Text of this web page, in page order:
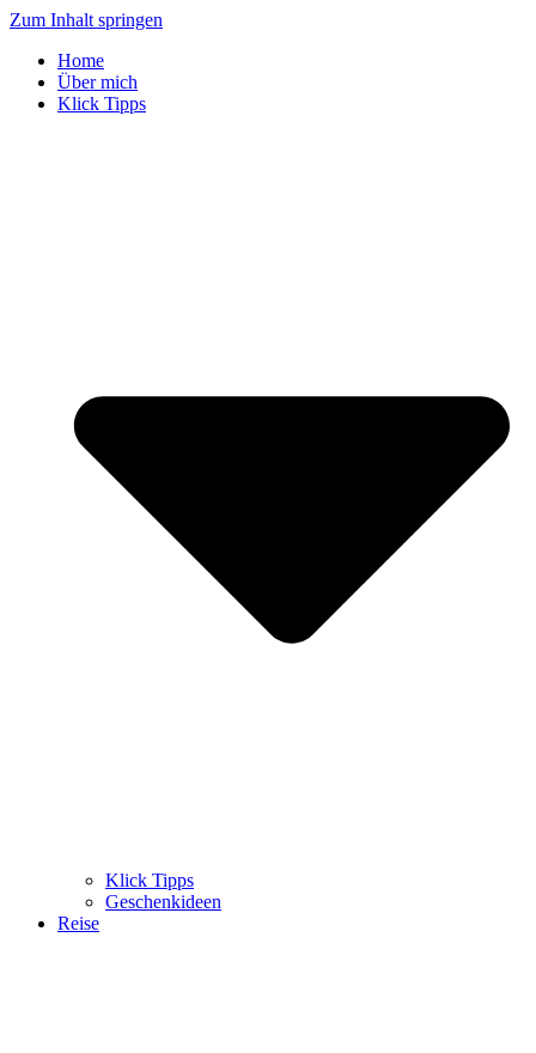
Zum Inhalt springen
Home
Über mich
Klick Tipps
Klick Tipps
Geschenkideen
Reise